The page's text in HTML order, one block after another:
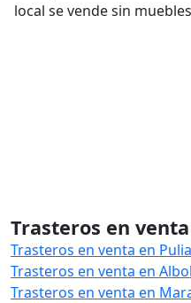
local se vende sin
Trasteros en
Trasteros en venta en
Trasteros en venta en
Trasteros en venta en